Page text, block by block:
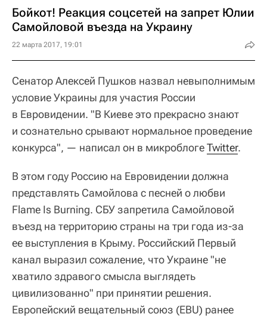
Бойкот! Реакция соцсетей на запрет Юлии
Самойловой въезда на Украину
22 марта 2017, 19:01
Сенатор Алексей Пушков назвал невыполнимым
условие Украины для участия России
в Евровидении. "В Киеве это прекрасно знают
и сознательно срывают нормальное проведение
конкурса", — написал он в микроблогеTwitter.
В этом году Россию на Евровидении должна
представлять Самойлова с песней о любви
Flame Is Burning. СБУ запретила Самойловой
въезд на территорию страны на три года из-за
ее выступления в Крыму. Российский Первый
канал выразил сожаление, что Украине "не
хватило здравого смысла выглядеть
цивилизованно" при принятии решения.
Европейский вещательный союз (EBU) ранее